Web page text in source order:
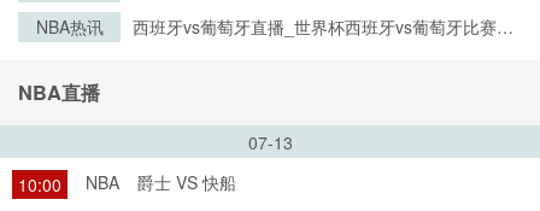
NBA热讯
西班牙vs葡萄牙直播_世界杯西班牙vs葡萄牙比赛直
NBA直播
07-13
10:00
NBA 爵士 VS 快船